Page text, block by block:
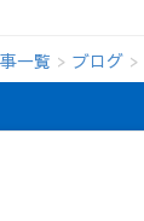
一覧 ブログ